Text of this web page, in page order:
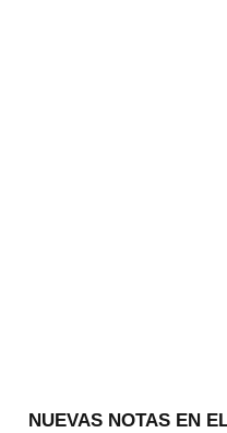
NUEVAS NOTAS EN